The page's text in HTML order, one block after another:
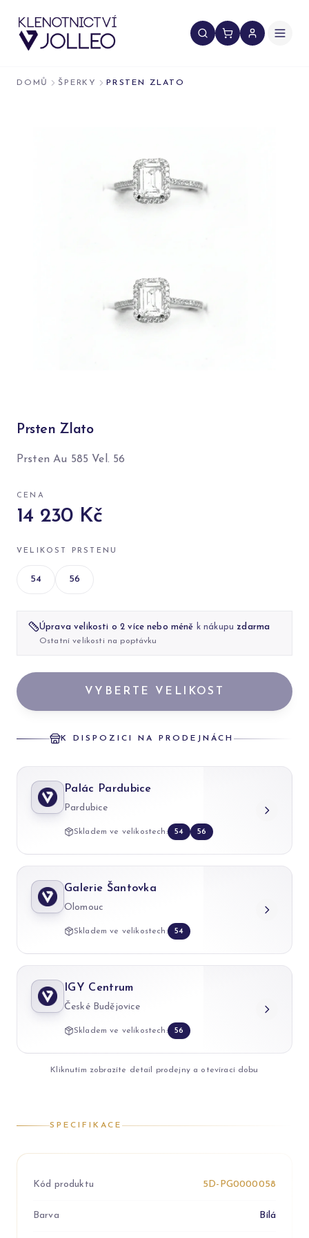
DOMŮ ŠPERKY PRSTEN ZLATO
Prsten Zlato
Prsten Au 585 Vel. 56
CENA
14 230 Kč
VELIKOST PRSTENU
54 56
Úprava velikosti o 2 více nebo méně k nákupu zdarma
Ostatní velikosti na poptávku
VYBERTE VELIKOST
K DISPOZICI NA PRODEJNÁCH
Palác Pardubice
Pardubice
Skladem ve velikostech: 54 56
Galerie Šantovka
Olomouc
Skladem ve velikostech: 54
IGY Centrum
České Budějovice
Skladem ve velikostech: 56
Kliknutím zobrazíte detail prodejny a otevírací dobu
SPECIFIKACE
Kód produktu 5D-PG0000058
Barva Bílá